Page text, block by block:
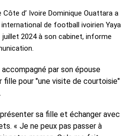
Côte d’ Ivoire Dominique Ouattara a
international de football ivoirien Yaya
juillet 2024 à son cabinet, informe
accompagné par son épouse
fille pour "une visite de courtoisie"
présenter sa fille et échanger avec
« Je ne peux pas passer à